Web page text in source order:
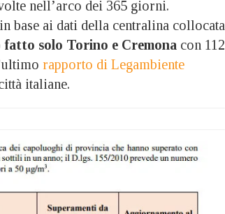
nell’arco dei 365 giorni.
base ai dati della centralina collocata
fatto solo Torino e Cremona con 112
rapporto di Legambiente
italiane.